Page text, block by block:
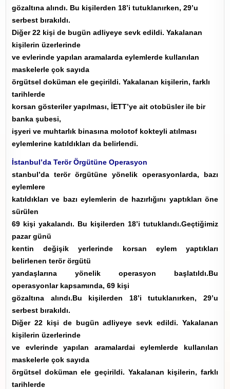
gözaltına alındı. Bu kişilerden 18’i tutuklanırken, 29’u
serbest bırakıldı.
Diğer 22 kişi de bugün adliyeye sevk edildi. Yakalanan
kişilerin üzerlerinde
ve evlerinde yapılan aramalarda eylemlerde kullanılan
maskelerle çok sayıda
örgütsel doküman ele geçirildi. Yakalanan kişilerin, farklı
tarihlerde
korsan gösteriler yapılması, İETT’ye ait otobüsler ile bir
banka şubesi,
işyeri ve muhtarlık binasına molotof kokteyli atılması
eylemlerine katıldıkları da belirlendi.
İstanbul’da Terör Örgütüne Operasyon
stanbul’da terör örgütüne yönelik operasyonlarda, bazı
eylemlere
katıldıkları ve bazı eylemlerin de hazırlığını yaptıkları öne
sürülen
69 kişi yakalandı. Bu kişilerden 18’i tutuklandı.Geçtiğimiz
pazar günü
kentin değişik yerlerinde korsan eylem yaptıkları
belirlenen terör örgütü
yandaşlarına yönelik operasyon başlatıldı.Bu
operasyonlar kapsamında, 69 kişi
gözaltına alındı.Bu kişilerden 18’i tutuklanırken, 29’u
serbest bırakıldı.
Diğer 22 kişi de bugün adliyeye sevk edildi. Yakalanan
kişilerin üzerlerinde
ve evlerinde yapılan aramalardai eylemlerde kullanılan
maskelerle çok sayıda
örgütsel doküman ele geçirildi. Yakalanan kişilerin, farklı
tarihlerde